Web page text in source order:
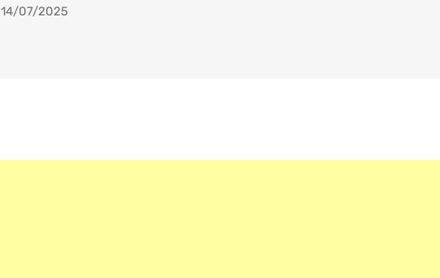
14/07/2025